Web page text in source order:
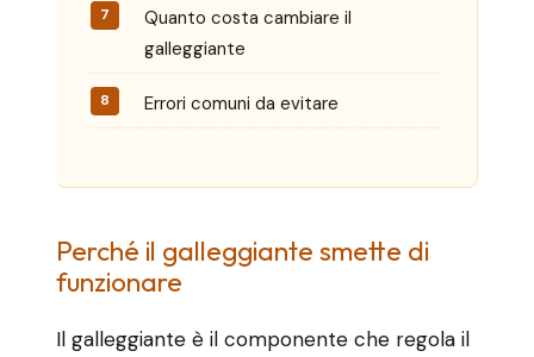
Quanto costa cambiare il
galleggiante
Errori comuni da evitare
Perché il galleggiante smette di
funzionare
Il galleggiante è il componente che regola il